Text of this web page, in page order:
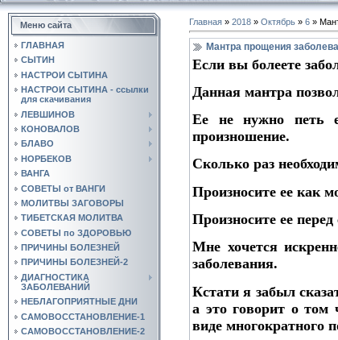
Меню сайта
ГЛАВНАЯ
СЫТИН
НАСТРОИ СЫТИНА
НАСТРОИ СЫТИНА - ссылки
для скачивания
ЛЕВШИНОВ
КОНОВАЛОВ
БЛАВО
НОРБЕКОВ
ВАНГА
СОВЕТЫ от ВАНГИ
МОЛИТВЫ ЗАГОВОРЫ
ТИБЕТСКАЯ МОЛИТВА
СОВЕТЫ по ЗДОРОВЬЮ
ПРИЧИНЫ БОЛЕЗНЕЙ
ПРИЧИНЫ БОЛЕЗНЕЙ-2
ДИАГНОСТИКА
ЗАБОЛЕВАНИЙ
НЕБЛАГОПРИЯТНЫЕ ДНИ
САМОВОССТАНОВЛЕНИЕ-1
САМОВОССТАНОВЛЕНИЕ-2
Главная » 2018 » Октябрь » 6 »
Мантра прощения
Если вы болеете
Данная мантра
Ее не нужно петь
произношение.
Сколько раз
Произносите ее как
Произносите ее
Мне хочется
заболевания.
Кстати я забыл
а это говорит о том
виде многократного